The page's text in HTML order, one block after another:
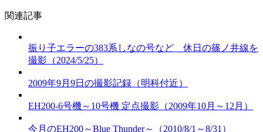
関連記事
振り子エラーの383系しなの号など 休日の篠ノ井線を
撮影（2024/5/25）
2009年9月9日の撮影記録（明科付近）
EH200-6号機～10号機 定点撮影（2009年10月～12月）
今月のEH200～Blue Thunder～（2010/8/1～8/31）